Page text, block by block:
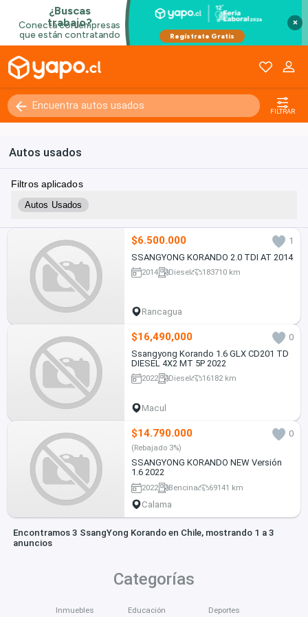
×
FILTRAR
Autos usados
Filtros aplicados
Autos Usados
$6.500.000
1
SSANGYONG KORANDO 2.0 TDI AT 2014
2014 Diesel 183710 km
Rancagua
$16,490,000
0
Ssangyong Korando 1.6 GLX CD201 TD
DIESEL 4X2 MT 5P 2022
2022 Diesel 16182 km
Macul
$14.790.000 0
(Rebajado 3%)
SSANGYONG KORANDO NEW Versión
1.6 2022
2022 Bencina 69141 km
Calama
Encontramos 3 SsangYong Korando en Chile, mostrando 1 a 3
anuncios
Categorías
Inmuebles Educación Deportes